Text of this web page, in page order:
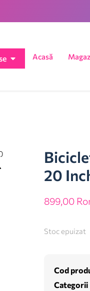
Acasă
20
899,00
Stoc epuizat
Cod
Categorii